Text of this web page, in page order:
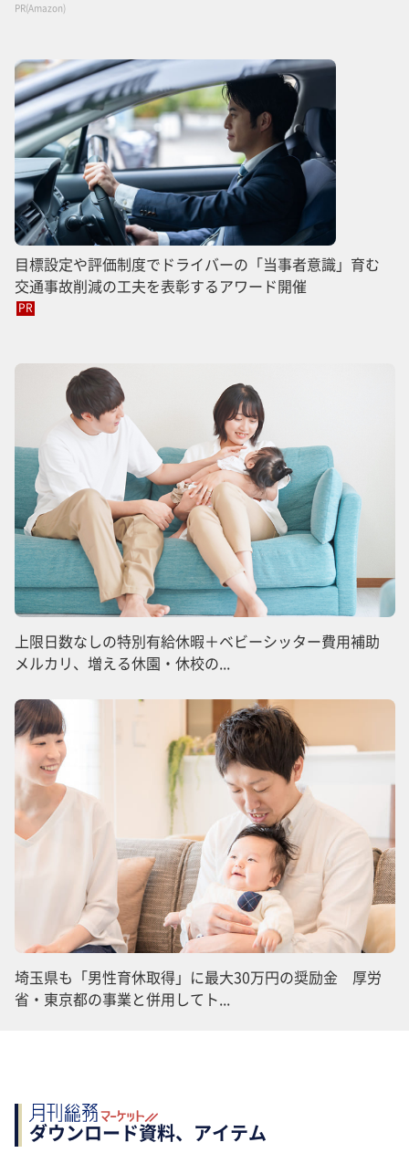
PR(Amazon)
目標設定や評価制度でドライバーの「当事者意識」育む
交通事故削減の工夫を表彰するアワード開催
PR
上限日数なしの特別有給休暇＋ベビーシッター費用補助
メルカリ、増える休園・休校の...
埼玉県も「男性育休取得」に最大30万円の奨励金 厚労
省・東京都の事業と併用してト...
ダウンロード資料、アイテム